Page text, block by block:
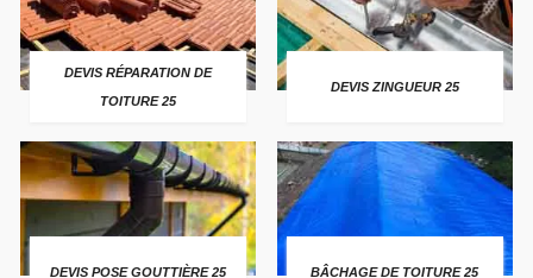
DEVIS RÉPARATION DE
TOITURE 25
DEVIS ZINGUEUR 25
DEVIS POSE GOUTTIÈRE 25 BÂCHAGE DE TOITURE 25